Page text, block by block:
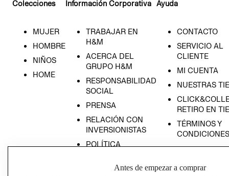
Colecciones
MUJER
HOMBRE
NIÑOS
HOME
Información Corporativa
TRABAJAR EN
H&M
ACERCA DEL
GRUPO H&M
RESPONSABILIDAD
SOCIAL
PRENSA
RELACIÓN CON
INVERSIONISTAS
POLÍTICA
Ayuda
CONTACTO
SERVICIO AL
CLIENTE
MI CUENTA
NUESTRAS
RETIRO EN
TÉRMINOS Y
CONDICIONES
Antes de empezar a comprar